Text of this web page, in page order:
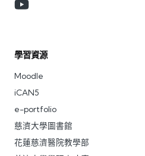
學習資源
Moodle
iCAN5
e-portfolio
慈濟大學圖書館
花蓮慈濟醫院教學部